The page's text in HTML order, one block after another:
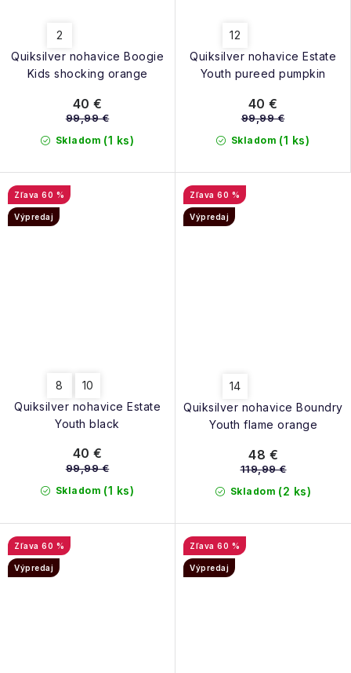
Quiksilver nohavice Boogie
Kids shocking orange
2
Skladom (1 ks)
40 €
99,99 €
Quiksilver nohavice Estate
Youth pureed pumpkin
12
Skladom (1 ks)
40 €
99,99 €
Quiksilver nohavice Estate
Youth black
60 %
Výpredaj
8 10
Skladom (1 ks)
40 €
99,99 €
Quiksilver nohavice Boundry
Youth flame orange
60 %
Výpredaj
14
Skladom (2 ks)
48 €
119,99 €
60 %
Výpredaj
60 %
Výpredaj